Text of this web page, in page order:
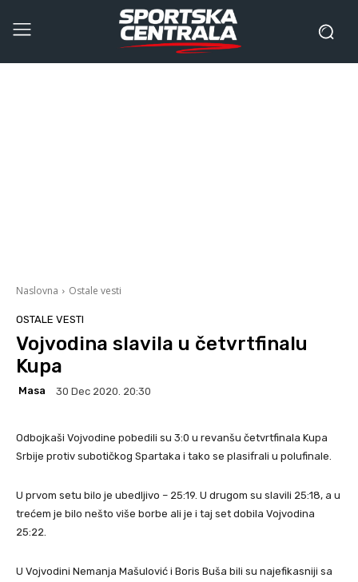
Naslovna Ostale vesti
OSTALE VESTI
Vojvodina slavila u četvrtfinalu
Kupa
Masa 30 Dec 2020. 20:30
Odbojkaši Vojvodine pobedili su 3:0 u revanšu četvrtfinala Kupa
Srbije protiv subotičkog Spartaka i tako se plasifrali u polufinale.
U prvom setu bilo je ubedljivo – 25:19. U drugom su slavili 25:18, a u
trećem je bilo nešto više borbe ali je i taj set dobila Vojvodina
25:22.
U Vojvodini Nemanja Mašulović i Boris Buša bili su najefikasniji sa